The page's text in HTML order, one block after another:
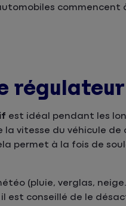
régulateur
est idéal pendant les
la vitesse du véhicule
permet à la fois de
(pluie, verglas,
il est conseillé de le